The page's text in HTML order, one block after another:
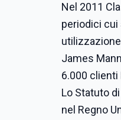
Nel 2011
periodici cui
James
6.000 clienti
Lo Statuto
nel Regno